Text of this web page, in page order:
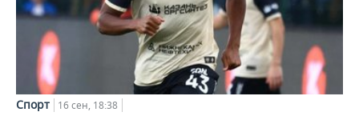
Спорт 16 сен, 18:38